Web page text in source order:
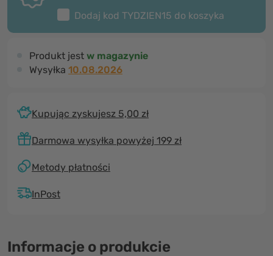
Dodaj kod TYDZIEN15 do koszyka
Produkt jest w magazynie
Wysyłka 10.08.2026
Kupując zyskujesz 5,00 zł
Darmowa wysyłka powyżej 199 zł
Metody płatności
InPost
Informacje o produkcie